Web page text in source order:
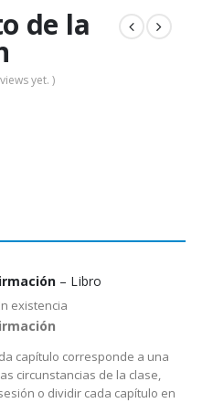
de la
yet. )
– Libro
existencia
capítulo corresponde a una
circunstancias de la clase,
o dividir cada capítulo en